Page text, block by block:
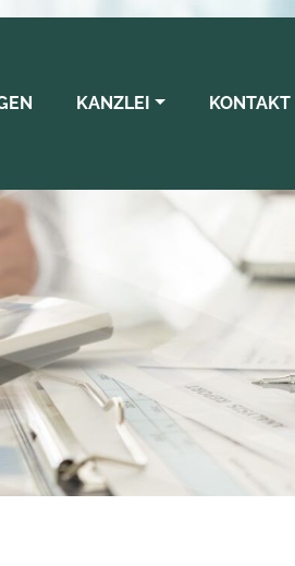
KANZLEI KONTAKT